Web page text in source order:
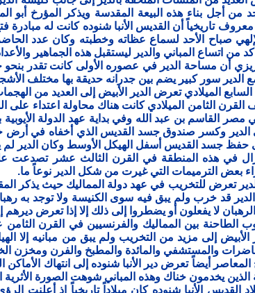
من أجل بناء هذه البيعة المقدسة ويذكر المؤرخ أبو
معروف تاريخياً أن القديس الأنبا شنوده كانت له
صباح الأحد لسماع عظاته وخطبته وكان عدد
من اتساع المباني والدير ليستقبل هذه الجماهير
أن مساحة الدير في عصوره الأولى كانت تقدر بنحو
الدير سور كبير يضم بين جدرانه حديقة بها مختلف
الميلادي تعرض الدير الأبيض إلى العديد من
الثامن الميلادي كانت هناك محاولة اعتداء على
مصر القاسم بن عبد الله وفي بداية عهد الدولة
الدير وكسر صندوق جسد القديس الذي أخفاه في أرض
جسد القديس أسفل الهيكل الأوسط وكان الدير لم
في هذه المنطقة في القرن الثالث عشر تصدعت
بعض الترميمات التي غيرت من شكل الدير نوعاً ما.
تعرض للتخريب في عهد دولة المماليك حيث
الدير قد خرب ولم يبق فيه سوى الكنيسة ولا توجد به
لا يفعلون أو يضطروا إلى ذلك إلا إذا تعرض
إلى مزيد من التخريب ولم يبق من مبانيه إلا
والمستشفي والمائدة والمطبخ والفرن ومخزن
المعاصر أيضاً تعرض دير الأنبا شنوده إلى انتهاك
الذين يخدمون خناك وهذه المباني شوهت الصورة الأثرية
القديس الأنبا شنوده كان ميلاداً تاريخياً إذ أعلنت